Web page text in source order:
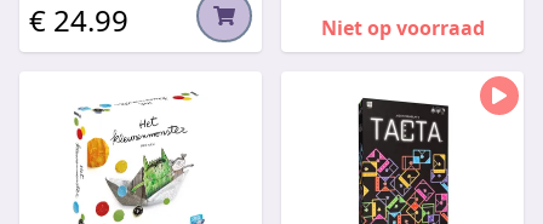
€ 24.99 Niet op voorraad